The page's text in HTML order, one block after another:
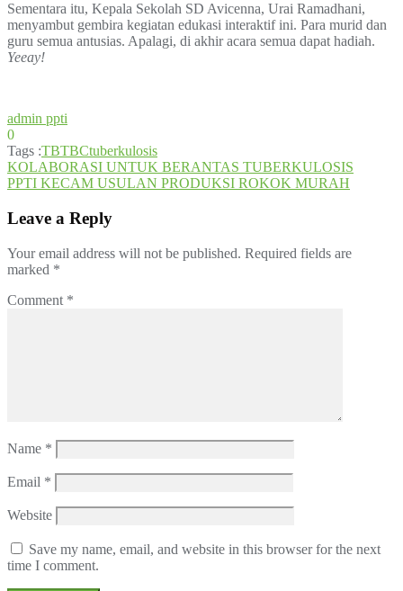
Sementara itu, Kepala Sekolah SD Avicenna, Urai Ramadhani,
menyambut gembira kegiatan edukasi interaktif ini. Para murid dan
guru semua antusias. Apalagi, di akhir acara semua dapat hadiah.
Yeeay!
admin ppti
0
Tags :TBTBCtuberkulosis
Post
navigation
KOLABORASI UNTUK BERANTAS TUBERKULOSIS
PPTI KECAM USULAN PRODUKSI ROKOK MURAH
Leave a Reply
Your email address will not be published. Required fields are
marked *
Comment *
Name *
Email *
Website
Save my name, email, and website in this browser for the next
time I comment.